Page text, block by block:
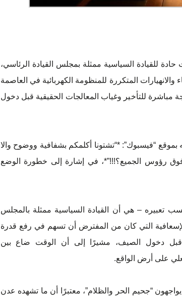
للقيادة السياسية ممثلة بمجلس القيادة الرئاسي،
المتكررة للمنظومة الكهربائية في العاصمة
مباشرة للتأخير وغياب المعالجات الحقيقية قبل دخول
“فيسبوك”: *“تشتونا أكلمكم بشفافية ووضوح والا
فوق رؤوس الجميع؟!!!”*، في إشارة إلى خطورة الوضع
تعبيره – هي أن القيادة السياسية ممثلة بالمجلس
التي كان من المفترض أن تسهم في رفع قدرة
قبل دخول الصيف، مشيرًا إلى أن الوقت ضاع بين
على أرض الواقع.
“جحيم الحر والظلام”، معتبرًا أن ما تشهده عدن